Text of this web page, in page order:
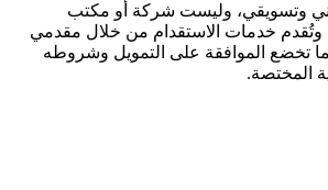
وتسويقي، وليست شركة أو مكتب
وتُقدم خدمات الاستقدام من خلال مقدمي
تخضع الموافقة على التمويل وشروطه
المختصة.